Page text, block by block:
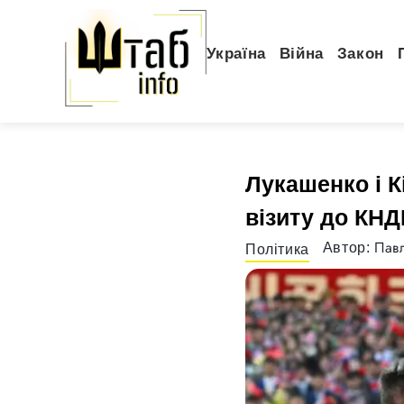
Україна Війна Закон
Лукашенко і
візиту до
Політика Автор: